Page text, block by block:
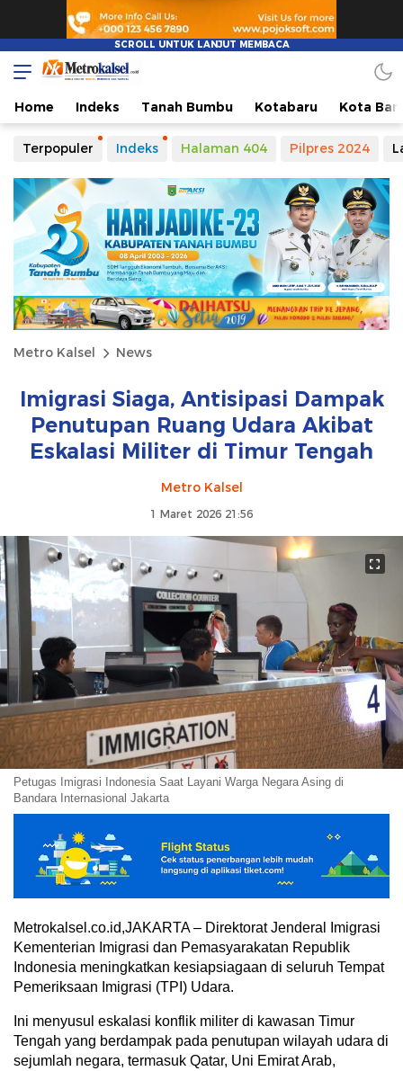
Home Indeks Tanah Bumbu Kotabaru Kota
Terpopuler Indeks Halaman 404 Pilpres 2024
Metro Kalsel News
Imigrasi Siaga, Antisipasi Dampak
Penutupan Ruang Udara Akibat
Eskalasi Militer di Timur Tengah
Metro Kalsel
1 Maret 2026 21:56
Petugas Imigrasi Indonesia Saat Layani Warga Negara Asing di
Bandara Internasional Jakarta
Metrokalsel.co.id,JAKARTA – Direktorat Jenderal Imigrasi
Kementerian Imigrasi dan Pemasyarakatan Republik
Indonesia meningkatkan kesiapsiagaan di seluruh Tempat
Pemeriksaan Imigrasi (TPI) Udara.
Ini menyusul eskalasi konflik militer di kawasan Timur
Tengah yang berdampak pada penutupan wilayah udara di
sejumlah negara, termasuk Qatar, Uni Emirat Arab,